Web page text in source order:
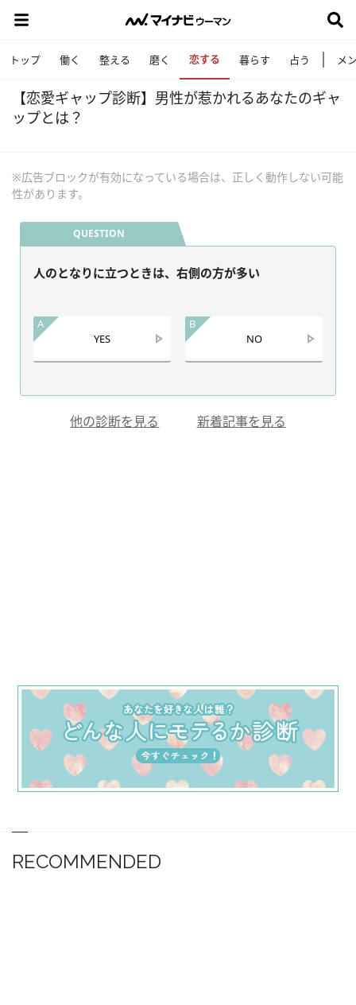
トップ 働く 整える 磨く 恋する 暮らす 占う メ
【恋愛ギャップ診断】男性が惹かれるあなたのギャ
ップとは？
※広告ブロックが有効になっている場合は、正しく動作しない可能
性があります。
QUESTION
人のとなりに立つときは、右側の方が多い
A
YES
B
NO
他の診断を見る 新着記事を見る
RECOMMENDED